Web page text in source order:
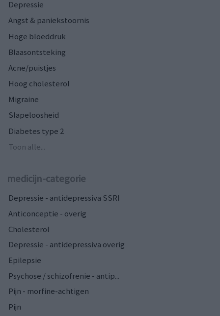
Depressie
Angst & paniekstoornis
Hoge bloeddruk
Blaasontsteking
Acne/puistjes
Hoog cholesterol
Migraine
Slapeloosheid
Diabetes type 2
Toon alle...
medicijn-categorie
Depressie - antidepressiva SSRI
Anticonceptie - overig
Cholesterol
Depressie - antidepressiva overig
Epilepsie
Psychose / schizofrenie - antip...
Pijn - morfine-achtigen
Pijn